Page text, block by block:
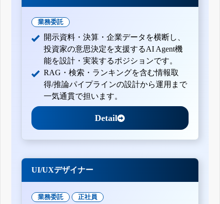
業務委託
開示資料・決算・企業データを横断し、
投資家の意思決定を支援するAI Agent機
能を設計・実装するポジションです。
RAG・検索・ランキングを含む情報取
得/推論パイプラインの設計から運用まで
一気通貫で担います。
Detail
UI/UXデザイナー
業務委託 正社員